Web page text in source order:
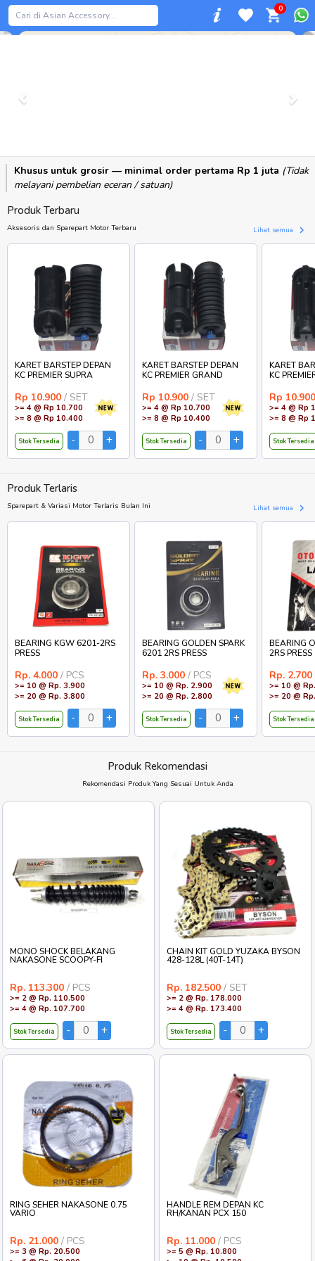
0
Previous
Khusus untuk grosir — minimal order pertama Rp 1 juta (Tidak
melayani pembelian eceran / satuan)
Produk Terbaru
Aksesoris dan Sparepart Motor Terbaru Lihat semua
KARET BARSTEP DEPAN
KC PREMIER SUPRA
Rp 10.900 / SET
>= 4 @ Rp 10.700
>= 8 @ Rp 10.400
Stok Tersedia
KARET BARSTEP DEPAN
KC PREMIER GRAND
Rp 10.900 / SET
>= 4 @ Rp 10.700
>= 8 @ Rp 10.400
Stok Tersedia
KARET
KC
Rp 10.900
>= 4 @ Rp
>= 8 @ Rp
Stok Tersedia
Produk Terlaris
Sparepart & Variasi Motor Terlaris Bulan Ini Lihat semua
BEARING KGW 6201-2RS
PRESS
Rp. 4.000 / PCS
>= 10 @ Rp. 3.900
>= 20 @ Rp. 3.800
Stok Tersedia
BEARING GOLDEN SPARK
6201 2RS PRESS
Rp. 3.000 / PCS
>= 10 @ Rp. 2.900
>= 20 @ Rp. 2.800
Stok Tersedia
BEARING
2RS PRESS
Rp. 2.700
>= 10 @
>= 20 @
Stok Tersedia
Produk Rekomendasi
Rekomendasi Produk Yang Sesuai Untuk Anda
MONO SHOCK BELAKANG
NAKASONE SCOOPY-FI
Rp. 113.300 / PCS
>= 2 @ Rp. 110.500
>= 4 @ Rp. 107.700
Stok Tersedia
CHAIN KIT GOLD YUZAKA BYSON
428-128L (40T-14T)
Rp. 182.500 / SET
>= 2 @ Rp. 178.000
>= 4 @ Rp. 173.400
Stok Tersedia
RING SEHER NAKASONE 0.75
VARIO
Rp. 21.000 / PCS
>= 3 @ Rp. 20.500
HANDLE REM DEPAN KC
RH/KANAN PCX 150
Rp. 11.000 / PCS
>= 5 @ Rp. 10.800